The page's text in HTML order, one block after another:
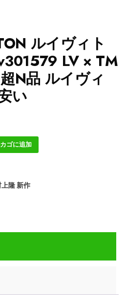
ルイヴィト
LV × TM
N品 ルイヴィ
い
ゴに追加
隆 新作